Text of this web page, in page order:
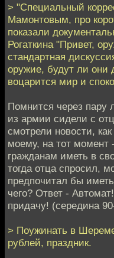
> "Специальный
Мамонтовым, про
показали
Рогаткина "Привет,
стандартная
оружие, будут ли они
воцарится мир и
Помнится через пару
из армии сидели с
смотрели новости,
моему, на тот момент
гражданам иметь в
тогда отца спросил,
предпочитал бы
чего? Ответ -
придачу! (середина
> Поужинать в
рублей, праздник.